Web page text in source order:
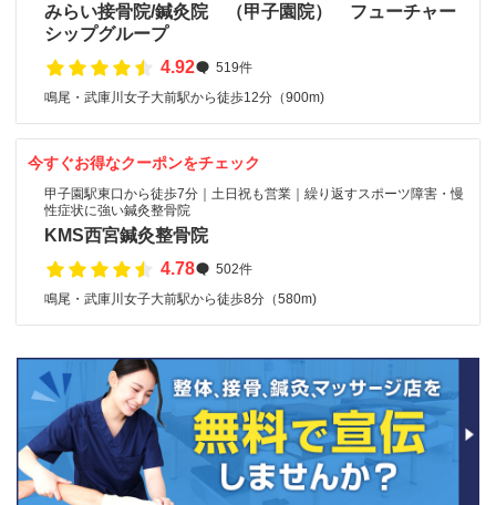
みらい接骨院/鍼灸院 （甲子園院） フューチャー
シップグループ
4.92
519件
鳴尾・武庫川女子大前駅から徒歩12分（900m)
今すぐお得なクーポンをチェック
甲子園駅東口から徒歩7分｜土日祝も営業｜繰り返すスポーツ障害・慢
性症状に強い鍼灸整骨院
KMS西宮鍼灸整骨院
4.78
502件
鳴尾・武庫川女子大前駅から徒歩8分（580m)